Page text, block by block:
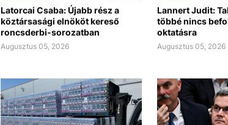
Latorcai Csaba: Újabb rész a
köztársasági elnököt kereső
roncsderbi-sorozatban
Augusztus 05, 2026
Lannert Judit:
többé nincs
oktatásra
Augusztus 05, 2026